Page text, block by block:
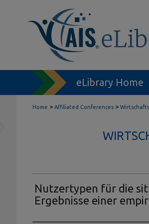
eLibrary Home
Home > Affiliated Conferences >
Nutzertypen für die
Ergebnisse einer